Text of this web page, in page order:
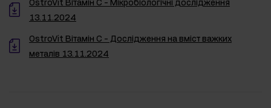
OstroVit Вітамін C - Мікробіологічні дослідження
13.11.2024
OstroVit Вітамін C - Дослідження на вміст важких
металів 13.11.2024